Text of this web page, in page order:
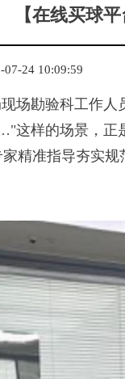
【在线买球
24 10:09:59
场勘验科工作
样的场景，正
精准指导夯实